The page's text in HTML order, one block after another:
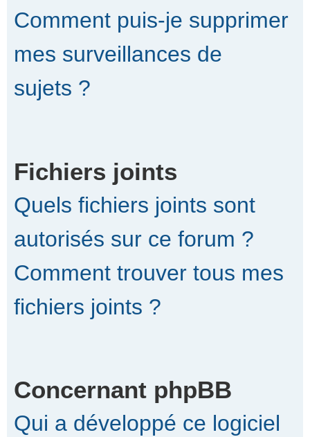
Comment puis-je supprimer
mes surveillances de
sujets ?
Fichiers joints
Quels fichiers joints sont
autorisés sur ce forum ?
Comment trouver tous mes
fichiers joints ?
Concernant phpBB
Qui a développé ce logiciel